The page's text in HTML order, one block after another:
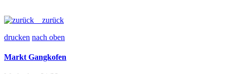
zurück
drucken nach oben
Markt Gangkofen